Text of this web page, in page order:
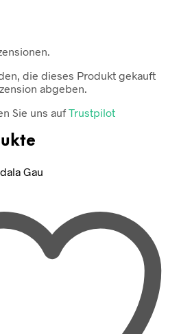
die dieses Produkt gekauft
abgeben.
Sie uns aufTrustpilot